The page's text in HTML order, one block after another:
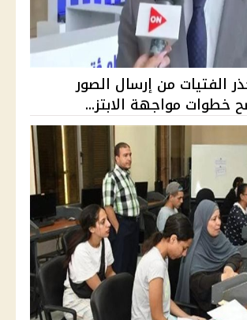
الفتيات من إرسال الصور
خطوات مواجهة الابتز...